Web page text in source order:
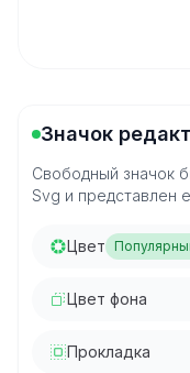
Значок
Свободный значок
Svg и представлен
Цвет
Цвет фона
Прокладка